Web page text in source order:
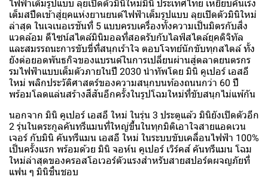
ไฟฟ้าเต็มรูปแบบ ลุยเปิดตัวมินิใหม่มินิ ประเทศไทย เหยียบคันเร่ง
เต็มสปีดเข้าสู่ยุคแห่งยานยนต์ไฟฟ้าเต็มรูปแบบ ลุยเปิดตัวมินิใหม่
ล่าสุด ในเจเนอเรชันที่ 5 แบบครบเครื่องทั้งความเป็นมิตรกับสิ่ง
แวดล้อม ดีไซน์สไตล์มินิมอลที่สอดรับกับไลฟ์สไตล์ยุคดิจิทัล
และสมรรถนะการขับขี่ที่สนุกเร้าใจ ตอบโจทย์นักขับทุกสไตล์ ทั้ง
ยังต่อยอดพันธกิจของแบรนด์ในการเปลี่ยนผ่านสู่ตลาดยนตรกร
รมไฟฟ้าแบบเต็มตัวภายในปี 2030 นำทัพโดย มินิ คูเปอร์ เอสอี
ใหม่ พลิกประวัติศาสตร์ของความสนุกบนท้องถนนกว่า 60 ปี
พร้อมโลดแล่นสร้างสีสันอีกครั้งในรูปโฉมใหม่ที่ขับสนุกไม่แพ้กัน
นอกจาก มินิ คูเปอร์ เอสอี ใหม่ ในรุ่น 3 ประตูแล้ว มินิยังเปิดตัวอีก
2 รุ่นในตระกูลคันทรีแมนที่ใหญ่ขึ้นในทุกมิติเอาใจสายแอดเวน
เจอร์ กับมินิ คันทรีแมน เอสอี ใหม่ ในระบบขับเคลื่อนไฟฟ้า 100%
เป็นครั้งแรก พร้อมด้วย มินิ จอห์น คูเปอร์ เวิร์คส์ คันทรีแมน โฉม
ใหม่ล่าสุดของครอสโอเวอร์ตัวแรงสำหรับสายสปอร์ตผจญภัยที่
แฟน ๆ มินิชื่นชอบ